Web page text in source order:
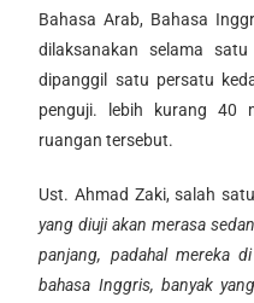
Bahasa Arab, Bahasa
dilaksanakan selama
dipanggil satu persatu
penguji. lebih kurang 40
ruangan tersebut.
Ust. Ahmad Zaki, salah
yang diuji akan merasa
panjang, padahal mereka
bahasa Inggris, banyak